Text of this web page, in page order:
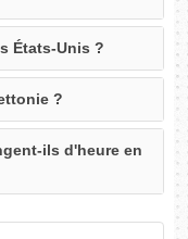
États-Unis ?
?
ils d'heure en